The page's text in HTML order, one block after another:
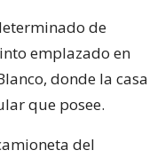
de
emplazado en
donde la casa
que posee.
del